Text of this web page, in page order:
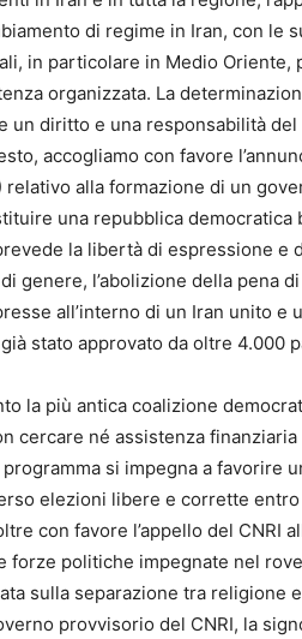
di regime in Iran, con le
in particolare in Medio
organizzata. La
un diritto e una responsabilità
accogliamo con favore
relativo alla formazione di un
una repubblica democratica
la libertà di espressione e
genere, l’abolizione della pena
all’interno di un Iran unito
stato approvato da oltre 4.000
la più antica coalizione
cercare né assistenza
si impegna a favorire
elezioni libere e corrette
con favore l’appello del CNRI
forze politiche impegnate nel
sulla separazione tra religione
provvisorio del CNRI, la